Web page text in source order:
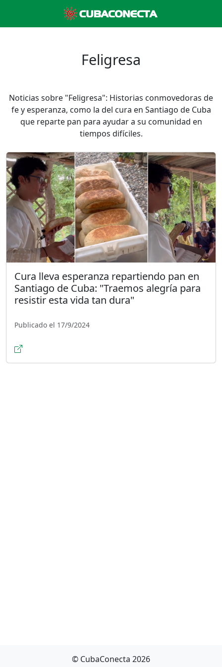
Feligresa
Noticias sobre "Feligresa": Historias conmovedoras de
fe y esperanza, como la del cura en Santiago de Cuba
que reparte pan para ayudar a su comunidad en
tiempos difíciles.
Cura lleva esperanza repartiendo pan en
Santiago de Cuba: "Traemos alegría para
resistir esta vida tan dura"
Publicado el 17/9/2024
© CubaConecta 2026